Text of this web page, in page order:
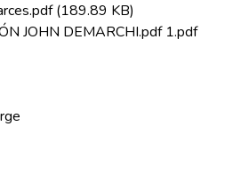
(189.89 KB)
JOHN DEMARCHI.pdf 1.pdf